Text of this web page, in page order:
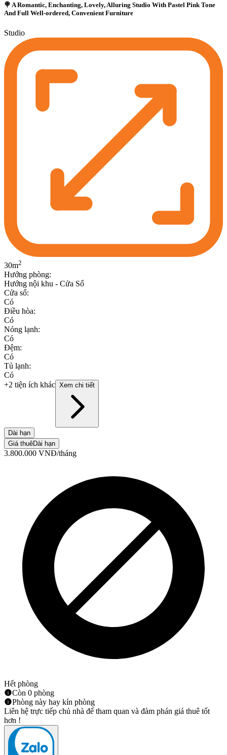
🍭 A Romantic, Enchanting, Lovely, Alluring Studio With Pastel Pink Tone
And Full Well-ordered, Convenient Furniture
Studio
30m2
Hướng phòng:
Hướng nội khu - Cửa Sổ
Cửa sổ:
Có
Điều hòa:
Có
Nóng lạnh:
Có
Đệm:
Có
Tủ lạnh:
Có
+2 tiện ích khác Xem chi tiết
Dài hạn
Giá thuêDài hạn
3.800.000 VNĐ/tháng
Hết phòng
Còn 0 phòng
Phòng này hay kín phòng
Liên hệ trực tiếp chủ nhà để tham quan và đàm phán giá thuê tốt
hơn !